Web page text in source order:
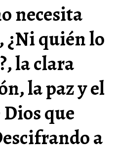
necesita
quién lo
la clara
la paz y el
que
a